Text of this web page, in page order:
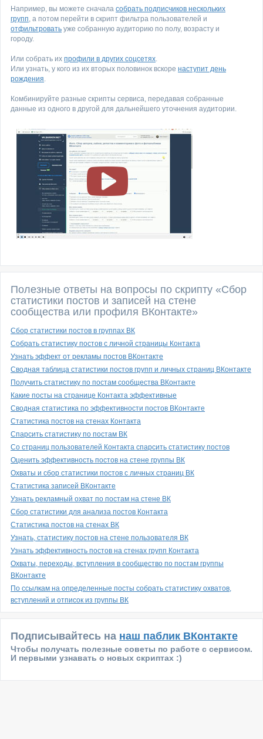
Например, вы можете сначала собрать подписчиков нескольких
групп, а потом перейти в скрипт фильтра пользователей и
отфильтровать уже собранную аудиторию по полу, возрасту и
городу.
Или собрать их профили в других соцсетях.
Или узнать, у кого из их вторых половинок вскоре наступит день
рождения.
Комбинируйте разные скрипты сервиса, передавая собранные
данные из одного в другой для дальнейшего уточнения аудитории.
Полезные ответы на вопросы по скрипту «Сбор
статистики постов и записей на стене
сообщества или профиля ВКонтакте»
Сбор статистики постов в группах ВК
Собрать статистику постов с личной страницы Контакта
Узнать эффект от рекламы постов ВКонтакте
Сводная таблица статистики постов групп и личных страниц ВКонтакте
Получить статистику по постам сообщества ВКонтакте
Какие посты на странице Контакта эффективные
Сводная статистика по эффективности постов ВКонтакте
Статистика постов на стенах Контакта
Спарсить статистику по постам ВК
Со страниц пользователей Контакта спарсить статистику постов
Оценить эффективность постов на стене группы ВК
Охваты и сбор статистики постов с личных страниц ВК
Статистика записей ВКонтакте
Узнать рекламный охват по постам на стене ВК
Сбор статистики для анализа постов Контакта
Статистика постов на стенах ВК
Узнать, статистику постов на стене пользователя ВК
Узнать эффективность постов на стенах групп Контакта
Охваты, переходы, вступления в сообщество по постам группы
ВКонтакте
По ссылкам на определенные посты собрать статистику охватов,
вступлений и отписок из группы ВК
Подписывайтесь на наш паблик ВКонтакте
Чтобы получать полезные советы по работе с сервисом.
И первыми узнавать о новых скриптах :)